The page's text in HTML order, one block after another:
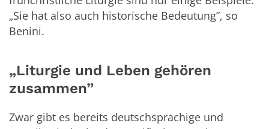
„Sie hat also auch historische Bedeutung”, so
Benini.
„Liturgie und Leben gehören
zusammen”
Zwar gibt es bereits deutschsprachige und